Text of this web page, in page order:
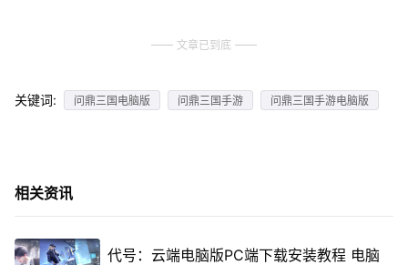
文章已到底
关键词: 问鼎三国电脑版 问鼎三国手游 问鼎三国手游电脑版
相关资讯
代号：云端电脑版PC端下载安装教程 电脑